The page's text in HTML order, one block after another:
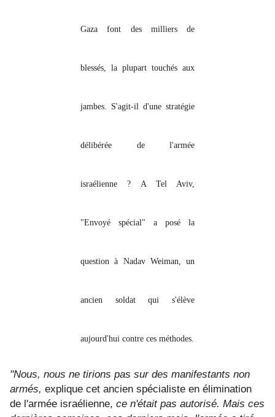
Gaza font des milliers de
blessés, la plupart touchés aux
jambes. S'agit-il d'une stratégie
délibérée de l'armée
israélienne ? A Tel Aviv,
"Envoyé spécial" a posé la
question à Nadav Weiman, un
ancien soldat qui s'élève
aujourd'hui contre ces méthodes.
"Nous, nous ne tirions pas sur des manifestants non
armés, explique cet ancien spécialiste en élimination
de l'armée israélienne, ce n'était pas autorisé. Mais ces